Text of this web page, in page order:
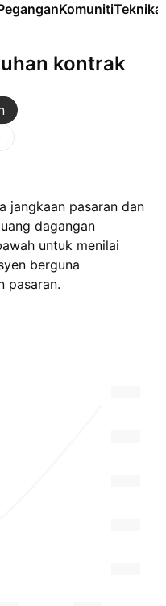
KomunitiTeknikal
kontrak
jangkaan pasaran dan
dagangan
untuk menilai
berguna
pasaran.